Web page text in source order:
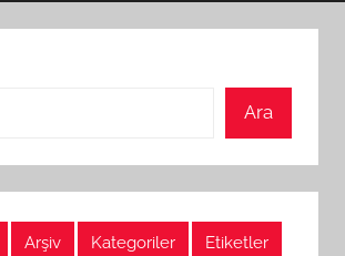
Ara
Arşiv Kategoriler Etiketler